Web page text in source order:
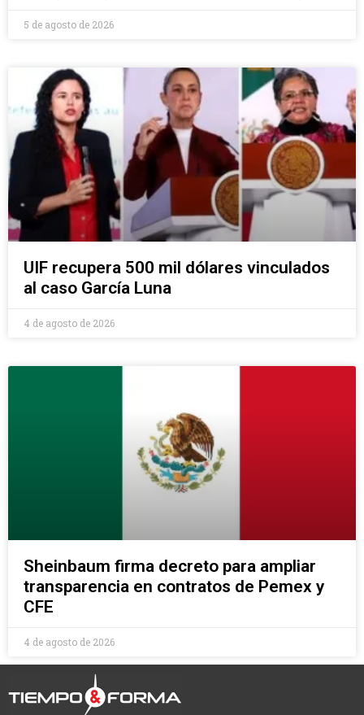
5 de agosto de 2026
UIF recupera 500 mil dólares vinculados
al caso García Luna
4 de agosto de 2026
Sheinbaum firma decreto para ampliar
transparencia en contratos de Pemex y
CFE
4 de agosto de 2026